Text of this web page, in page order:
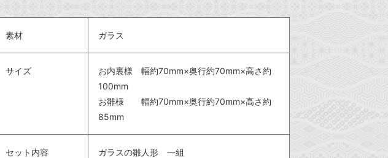
素材 ガラス
サイズ
お内裏様 幅約70mm×奥行約70mm×高さ約
100mm
お雛様 幅約70mm×奥行約70mm×高さ約
85mm
セット内容
ガラスの雛人形 一組